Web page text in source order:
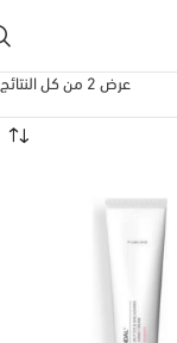
عرض ⁦2⁩ من كل النتائج